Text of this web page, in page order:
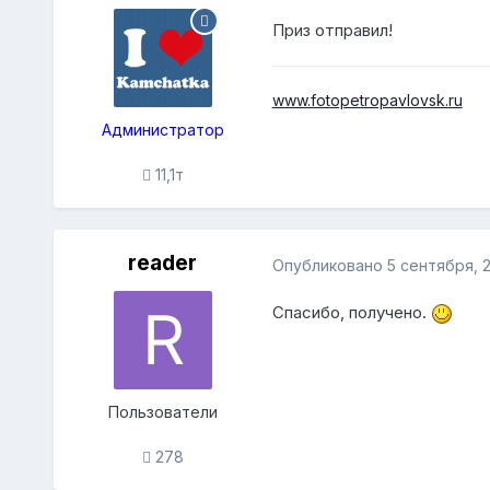
Администратор
11,1т
Приз отправил!
www.fotopetropavlovsk.ru
reader
Пользователи
278
Опубликовано 5 сентября,
Спасибо, получено.